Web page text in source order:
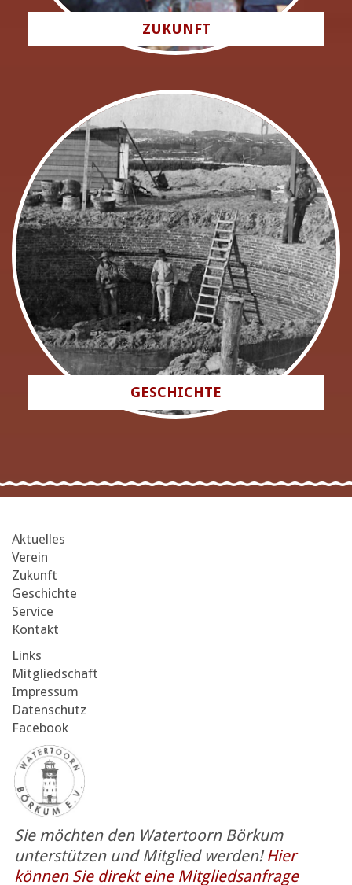
ZUKUNFT
GESCHICHTE
Aktuelles
Verein
Zukunft
Geschichte
Service
Kontakt
Links
Mitgliedschaft
Impressum
Datenschutz
Facebook
Sie möchten den Watertoorn Börkum
unterstützen und Mitglied werden!Hier
können Sie direkt eine Mitgliedsanfrage